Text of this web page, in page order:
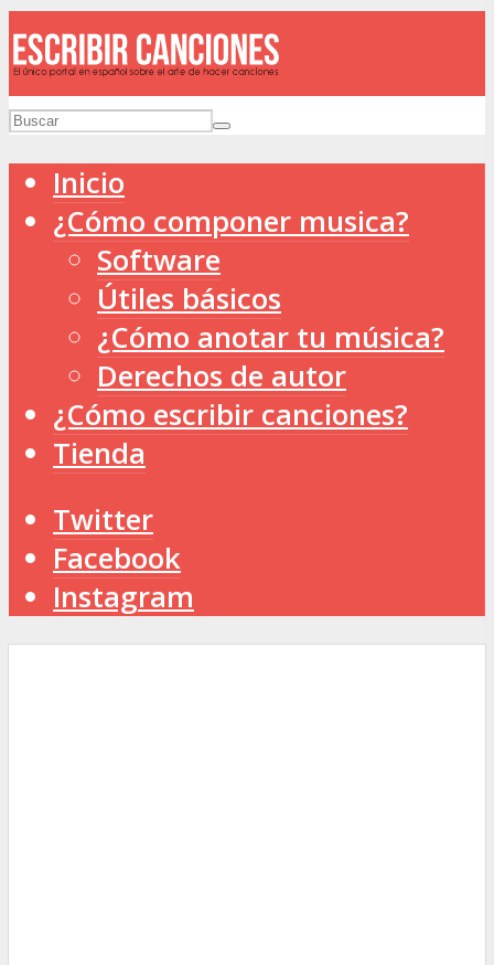
Inicio
¿Cómo componer musica?
Software
Útiles básicos
¿Cómo anotar tu música?
Derechos de autor
¿Cómo escribir canciones?
Tienda
Twitter
Facebook
Instagram